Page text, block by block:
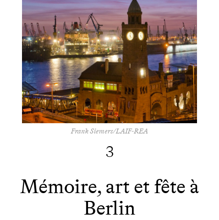
Frank Siemers/LAIF-REA
3
Mémoire, art et fête à
Berlin